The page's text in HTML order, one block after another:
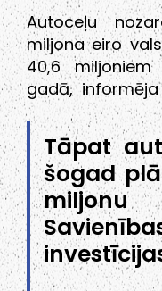
Autoceļu
miljona eiro
40,6
gadā, informēja
Tāpat
šogad